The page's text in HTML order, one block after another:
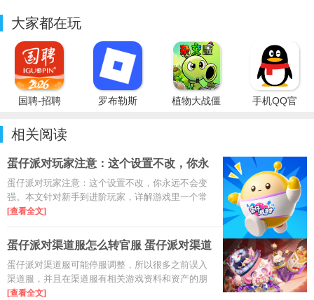
大家都在玩
国聘-招聘
罗布勒斯
植物大战僵
手机QQ官
相关阅读
蛋仔派对玩家注意：这个设置不改，你永
远不
蛋仔派对玩家注意：这个设置不改，你永远不会变
强。本文针对新手到进阶玩家，详解游戏里一个常
被忽略的关键设置，帮你优化操作手感、提升对局
胜率，快速从菜蛋变高手。
[查看全文]
蛋仔派对渠道服怎么转官服 蛋仔派对渠道
服转
蛋仔派对渠道服可能停服调整，所以很多之前误入
渠道服，并且在渠道服有相关游戏资料和资产的朋
友，可以通过渠道服转官服，将这些游戏数据转移
[查看全文]